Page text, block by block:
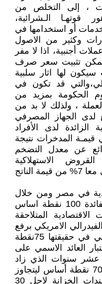
، إلى التخلص من
قوتهـا الـشرائية،
أو استخدامها في
وكثير من الاصول
أجنبية، اذا لا مفر
يمكن تثبيت سعر صرف
لها اثار سلبية
قد تكون في
الحكومة بمزيد من
، ولذلك لا بد من
لدى الجهاز المصرفي
الزائدة لدى الأفراد
المدخرات نتيجة
عن معدل التضخم
الاستهلاكية
والقروض التجارية بحيث لا تتعدى معا 7% من قيمة الناتج
في مصر ومن خلال
اجتماعها(19 مايو)، رفع سعر الفائدة 100 نقطة اساس
المتلاحقة
الامريكي برفع
الفائدة 50 نقطة اساس التي هي في حقيقتها 75نقطة
العائد الاسمي على
عشر سنوات الذي زاد
سوقيا دون تدخلا رسميا بمقدار 70 نقطة أساس ليتجاوز
3% ويقترب كثيرا من عائد سندات الخزانة لاجل 30